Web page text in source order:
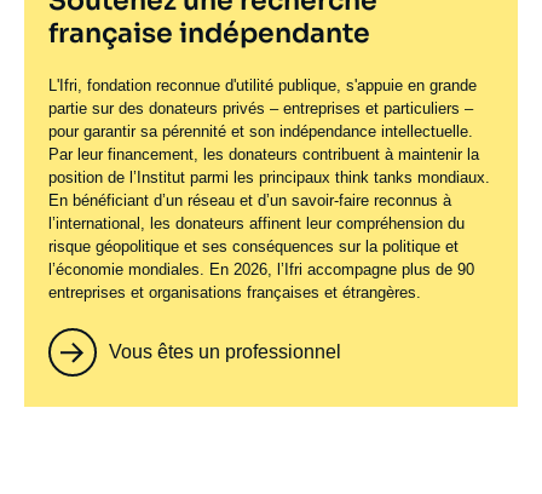
française indépendante
L'Ifri, fondation reconnue d'utilité publique, s'appuie en grande
partie sur des donateurs privés – entreprises et particuliers –
pour garantir sa pérennité et son indépendance intellectuelle.
Par leur financement, les donateurs contribuent à maintenir la
position de l’Institut parmi les principaux think tanks mondiaux.
En bénéficiant d’un réseau et d’un savoir-faire reconnus à
l’international, les donateurs affinent leur compréhension du
risque géopolitique et ses conséquences sur la politique et
l’économie mondiales. En 2026, l’Ifri accompagne plus de 90
entreprises et organisations françaises et étrangères.
Vous êtes un professionnel